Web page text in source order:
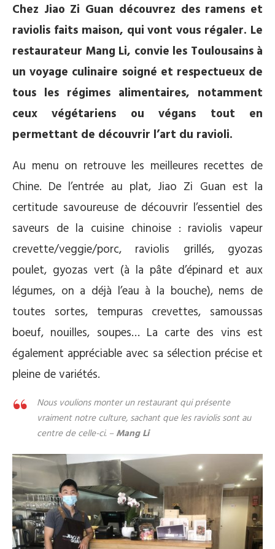
Chez Jiao Zi Guan découvrez des ramens et
raviolis faits maison, qui vont vous régaler. Le
restaurateur Mang Li, convie les Toulousains à
un voyage culinaire soigné et respectueux de
tous les régimes alimentaires, notamment
ceux végétariens ou végans tout en
permettant de découvrir l’art du ravioli.
Au menu on retrouve les meilleures recettes de
Chine. De l’entrée au plat, Jiao Zi Guan est la
certitude savoureuse de découvrir l’essentiel des
saveurs de la cuisine chinoise : raviolis vapeur
crevette/veggie/porc, raviolis grillés, gyozas
poulet, gyozas vert (à la pâte d’épinard et aux
légumes, on a déjà l’eau à la bouche), nems de
toutes sortes, tempuras crevettes, samoussas
boeuf, nouilles, soupes… La carte des vins est
également appréciable avec sa sélection précise et
pleine de variétés.
Nous voulions monter un restaurant qui présente
vraiment notre culture, sachant que les raviolis sont au
centre de celle-ci. – Mang Li